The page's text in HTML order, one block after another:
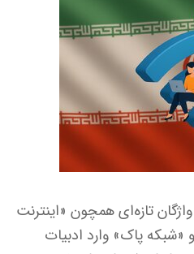
تازه‌ای همچون «اینترنت
«شبکه پاک» وارد ادبیات